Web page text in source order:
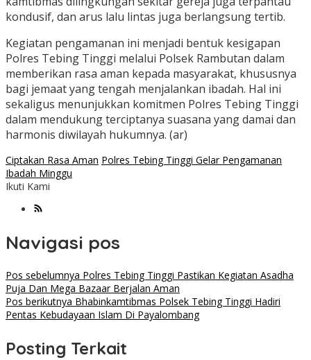
kondusif, dan arus lalu lintas juga berlangsung tertib.
Kegiatan pengamanan ini menjadi bentuk kesigapan
Polres Tebing Tinggi melalui Polsek Rambutan dalam
memberikan rasa aman kepada masyarakat, khususnya
bagi jemaat yang tengah menjalankan ibadah. Hal ini
sekaligus menunjukkan komitmen Polres Tebing Tinggi
dalam mendukung terciptanya suasana yang damai dan
harmonis diwilayah hukumnya. (ar)
Ciptakan Rasa Aman Polres Tebing Tinggi Gelar Pengamanan
Ibadah Minggu
Ikuti Kami
Navigasi pos
Pos sebelumnya Polres Tebing Tinggi Pastikan Kegiatan Asadha
Puja Dan Mega Bazaar Berjalan Aman
Pos berikutnya Bhabinkamtibmas Polsek Tebing Tinggi Hadiri
Pentas Kebudayaan Islam Di Payalombang
Posting Terkait